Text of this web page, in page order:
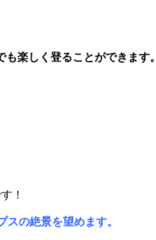
楽しく登ることができます。
！
スの絶景を望めます。